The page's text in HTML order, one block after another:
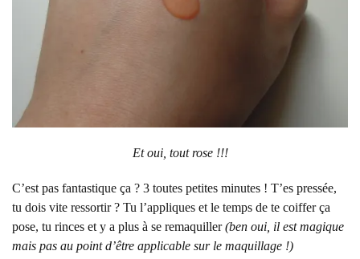
Et oui, tout rose !!!
C’est pas fantastique ça ? 3 toutes petites minutes ! T’es pressée,
tu dois vite ressortir ? Tu l’appliques et le temps de te coiffer ça
pose, tu rinces et y a plus à se remaquiller(ben oui, il est magique
mais pas au point d’être applicable sur le maquillage !)